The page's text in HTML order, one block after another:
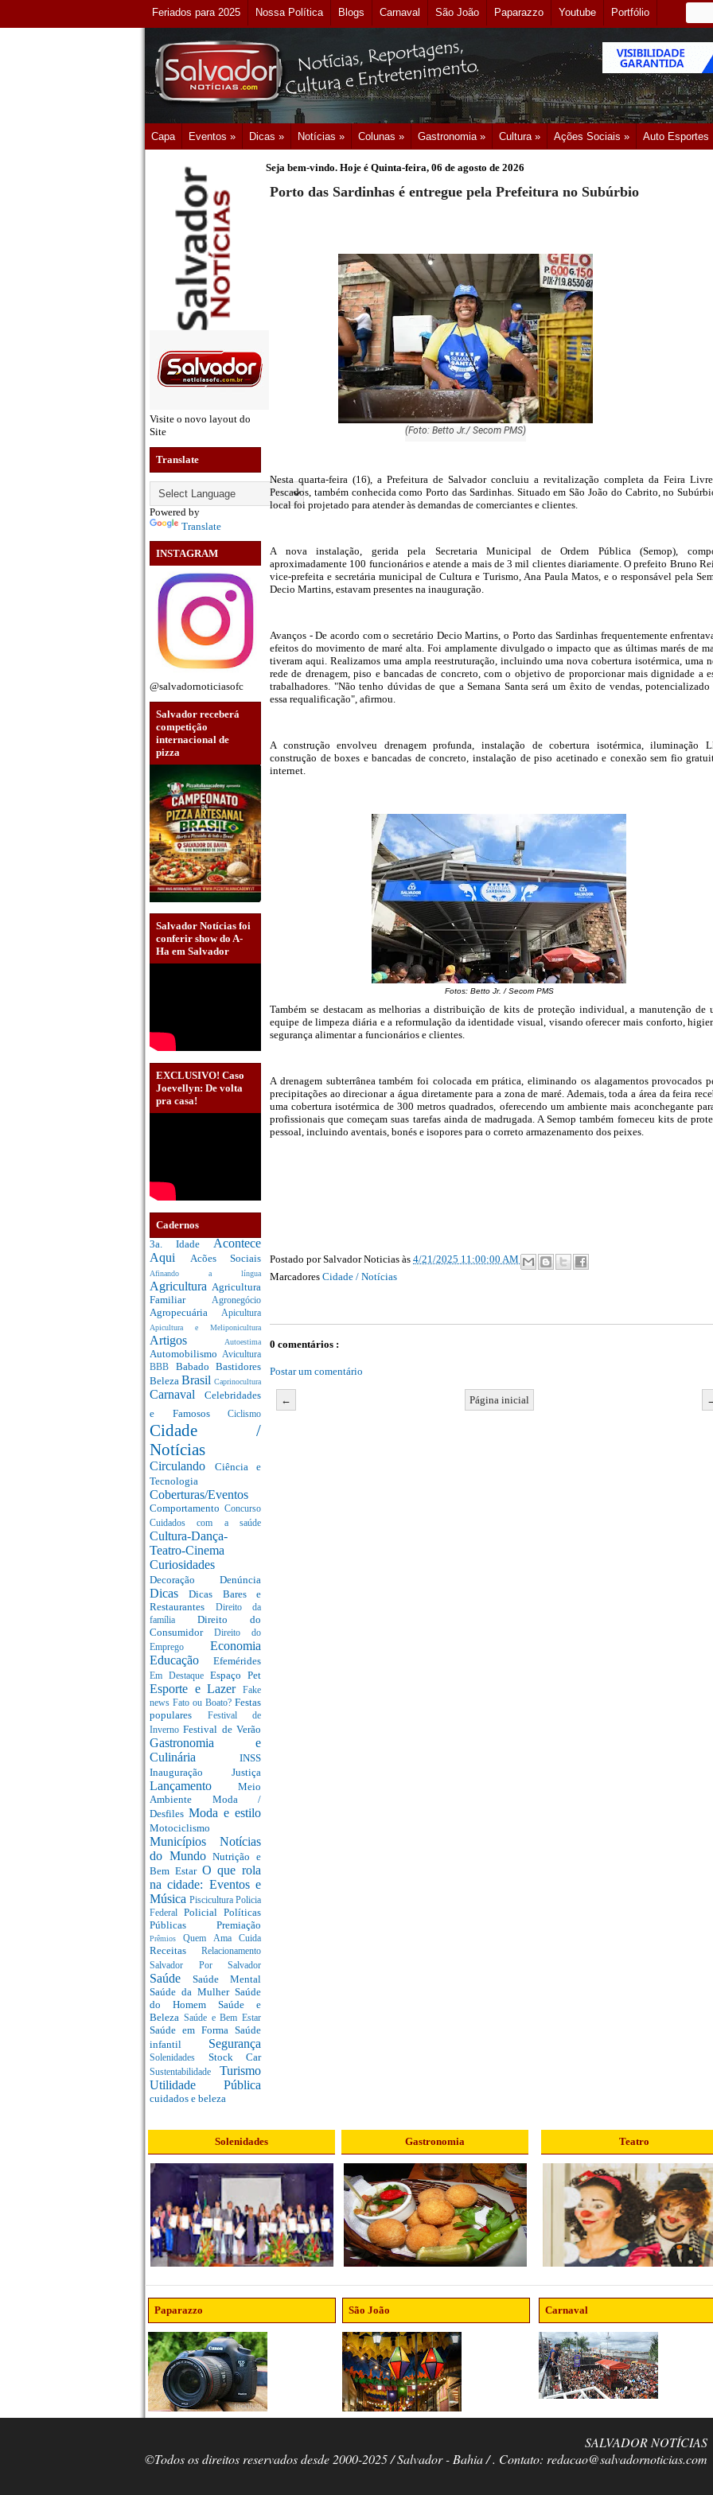
Feriados para 2025 Nossa Política Blogs Carnaval São João Paparazzo Youtube Portfólio
Capa Eventos » Dicas » Notícias » Colunas » Gastronomia » Cultura » Ações Sociais » Auto Esportes
Visite o novo layout do
Site
Translate
Powered by
Translate
INSTAGRAM
@salvadornoticiasofc
Salvador receberá
competição
internacional de
pizza
Salvador Notícias foi
conferir show do A-
Ha em Salvador
EXCLUSIVO! Caso
Joevellyn: De volta
pra casa!
Cadernos
3a. Idade Acontece
Aqui Acões Sociais
Afinando a língua
Agricultura Agricultura
Familiar Agronegócio
Agropecuária Apicultura
Apicultura e Meliponicultura
Artigos Autoestima
Automobilismo Avicultura
BBB Babado Bastidores
Beleza Brasil Caprinocultura
Carnaval Celebridades
e Famosos Ciclismo
Cidade /
Notícias
Circulando Ciência e
Tecnologia
Coberturas/Eventos
Comportamento Concurso
Cuidados com a saúde
Cultura-Dança-
Teatro-Cinema
Curiosidades
Decoração Denúncia
DicasDicas Bares e
Restaurantes
Direito da
família Direito do
Consumidor Direito do
Emprego Economia
Educação Efemérides
Em Destaque Espaço Pet
Esporte e Lazer
Fake
news Fato ou Boato? Festas
populares
Festival de
InvernoFestival de Verão
Gastronomia e
Culinária INSS
Inauguração Justiça
Lançamento Meio
Ambiente Moda /
Desfiles Moda e estilo
Motociclismo
Municípios Notícias
do MundoNutrição e
Bem Estar O que rola
na cidade: Eventos e
Música Piscicultura Policia
Federal Policial Políticas
Públicas Premiação
PrêmiosQuem Ama Cuida
Receitas Relacionamento
Salvador Por Salvador
Saúde Saúde Mental
Saúde da Mulher Saúde
do Homem Saúde e
Beleza Saúde e Bem Estar
Saúde em Forma Saúde
infantil Segurança
Solenidades Stock Car
Sustentabilidade Turismo
Utilidade Pública
cuidados e beleza
Seja bem-vindo. Hoje é Quinta-feira, 06 de agosto de 2026
Porto das Sardinhas é entregue pela Prefeitura no Subúrbio
(Foto: Betto Jr./ Secom PMS)
Nesta quarta-feira (16), a Prefeitura de Salvador concluiu a revitalização completa da Feira
Pescados, também conhecida como Porto das Sardinhas. Situado em São João do Cabrito, no
local foi projetado para atender às demandas de comerciantes e clientes.
A nova instalação, gerida pela Secretaria Municipal de Ordem Pública (Semop),
aproximadamente 100 funcionários e atende a mais de 3 mil clientes diariamente. O prefeito Bruno
vice-prefeita e secretária municipal de Cultura e Turismo, Ana Paula Matos, e o responsável pela
Decio Martins, estavam presentes na inauguração.
Avanços - De acordo com o secretário Decio Martins, o Porto das Sardinhas frequentemente
efeitos do movimento de maré alta. Foi amplamente divulgado o impacto que as últimas marés de
tiveram aqui. Realizamos uma ampla reestruturação, incluindo uma nova cobertura isotérmica, uma
rede de drenagem, piso e bancadas de concreto, com o objetivo de proporcionar mais dignidade a
trabalhadores. "Não tenho dúvidas de que a Semana Santa será um êxito de vendas,
essa requalificação", afirmou.
A construção envolveu drenagem profunda, instalação de cobertura isotérmica, iluminação
construção de boxes e bancadas de concreto, instalação de piso acetinado e conexão sem fio
internet.
Fotos: Betto Jr. / Secom PMS
Também se destacam as melhorias a distribuição de kits de proteção individual, a manutenção de
equipe de limpeza diária e a reformulação da identidade visual, visando oferecer mais conforto,
segurança alimentar a funcionários e clientes.
A drenagem subterrânea também foi colocada em prática, eliminando os alagamentos provocados
precipitações ao direcionar a água diretamente para a zona de maré. Ademais, toda a área da feira
uma cobertura isotérmica de 300 metros quadrados, oferecendo um ambiente mais aconchegante
profissionais que começam suas tarefas ainda de madrugada. A Semop também forneceu kits de
pessoal, incluindo aventais, bonés e isopores para o correto armazenamento dos peixes.
Postado porSalvador Noticias às 4/21/2025 11:00:00 AM
Marcadores Cidade / Notícias
0 comentários :
Postar um comentário
← Página inicial
Solenidades Gastronomia Teatro
Paparazzo São João Carnaval
SALVADOR NOTÍCIAS
©Todos os direitos reservados desde 2000-2025 / Salvador - Bahia / . Contato: redacao@salvadornoticias.com